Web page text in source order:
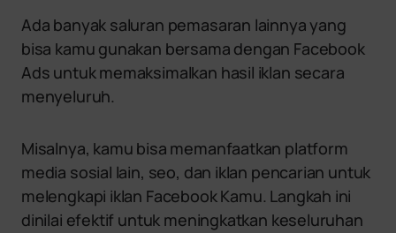
Ada banyak saluran pemasaran lainnya yang
bisa kamu gunakan bersama dengan Facebook
Ads untuk memaksimalkan hasil iklan secara
menyeluruh.
Misalnya, kamu bisa memanfaatkan platform
media sosial lain, seo, dan iklan pencarian untuk
melengkapi iklan Facebook Kamu. Langkah ini
dinilai efektif untuk meningkatkan keseluruhan